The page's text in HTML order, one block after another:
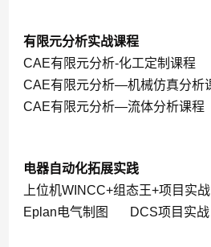
有限元分析实战课程
CAE有限元分析-化工定制课程
CAE有限元分析—机械仿真分析
CAE有限元分析—流体分析课程
电器自动化拓展实践
上位机WINCC+组态王+项目实战
Eplan电气制图
DCS项目实战